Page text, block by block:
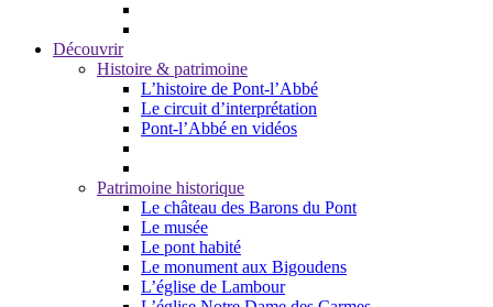
Découvrir
Histoire & patrimoine
L’histoire de Pont-l’Abbé
Le circuit d’interprétation
Pont-l’Abbé en vidéos
Patrimoine historique
Le château des Barons du Pont
Le musée
Le pont habité
Le monument aux Bigoudens
L’église de Lambour